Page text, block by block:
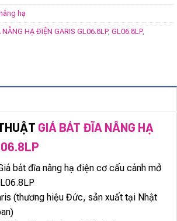
hạ
HẠ ĐIỆN GARIS GL06.8LP, GL06.8LP,
GIÁ BÁT ĐĨA NÂNG HẠ
bát đĩa nâng hạ điện cơ cấu cánh mở
(thương hiệu Đức, sản xuất tại Nhật